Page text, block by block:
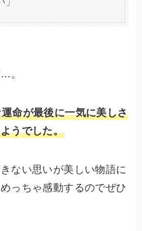
。
命が最後に一気に美しさ
うでした。
ない思いが美しい物語に
っちゃ感動するのでぜひ